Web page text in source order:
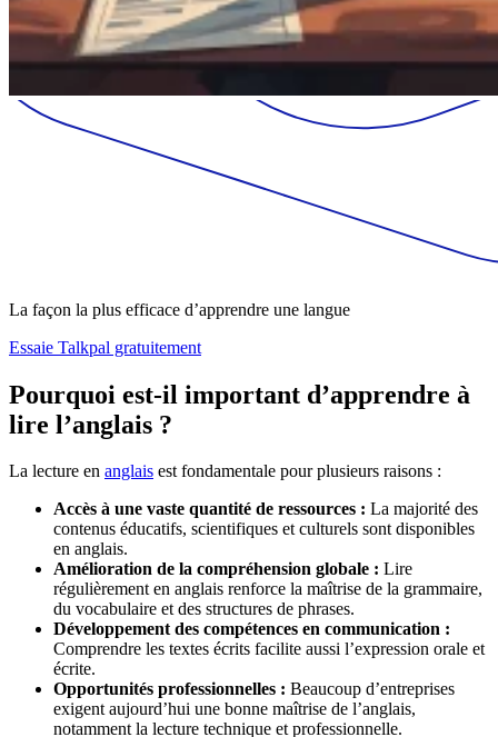
La façon la plus efficace d’apprendre une langue
Essaie Talkpal gratuitement
Pourquoi est-il important d’apprendre à
lire l’anglais ?
La lecture en anglais est fondamentale pour plusieurs raisons :
Accès à une vaste quantité de ressources : La majorité des
contenus éducatifs, scientifiques et culturels sont disponibles
en anglais.
Amélioration de la compréhension globale : Lire
régulièrement en anglais renforce la maîtrise de la grammaire,
du vocabulaire et des structures de phrases.
Développement des compétences en communication :
Comprendre les textes écrits facilite aussi l’expression orale et
écrite.
Opportunités professionnelles : Beaucoup d’entreprises
exigent aujourd’hui une bonne maîtrise de l’anglais,
notamment la lecture technique et professionnelle.